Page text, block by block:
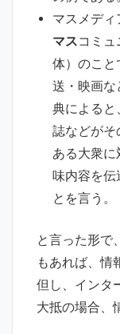
マスメディ
マスコミュ
体）のこと
送・映画な
典によると
誌などがそ
ある大衆
味内容を伝
とを言う。
と言った形で
もあれば、情
但し、インタ
大抵の場合、